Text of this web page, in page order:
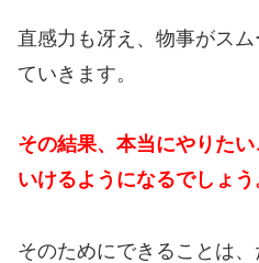
直感力も冴え、物事がス
ていきます。
その結果、本当にやりた
いけるようになるでしょう
そのためにできることは